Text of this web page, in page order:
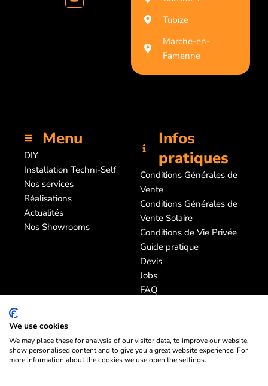
Tubize
Marche-en-
Famenne
Menu
DIY
Installation Techni-Self
Nos services
Réalisations
Actualités
Nos Showrooms
Infos
pratiques
Conditions Générales de
Vente
Conditions Générales de
Vente Solaire
Conditions de Vie Privée
Guide pratique
Devis
Jobs
FAQ
We use cookies
We may place these for analysis of our visitor data, to improve our website,
show personalised content and to give you a great website experience. For
more information about the cookies we use open the settings.